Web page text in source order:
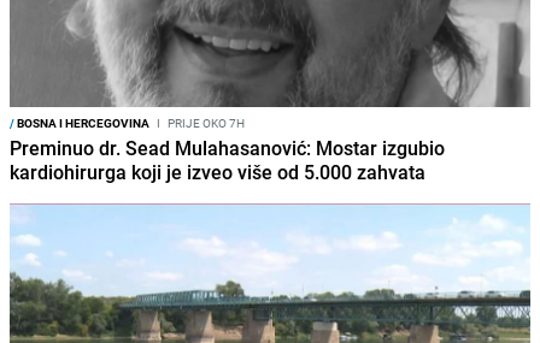
/BOSNA I HERCEGOVINA I PRIJE OKO 7H
Preminuo dr. Sead Mulahasanović: Mostar izgubio
kardiohirurga koji je izveo više od 5.000 zahvata